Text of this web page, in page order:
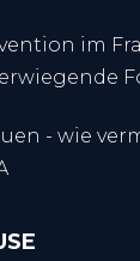
im
- wie